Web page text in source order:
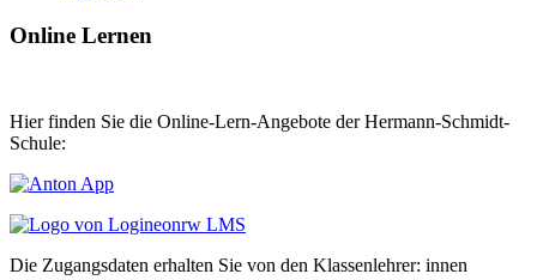
Online Lernen
Hier finden Sie die Online-Lern-Angebote der Hermann-Schmidt-
Schule:
Die Zugangsdaten erhalten Sie von den Klassenlehrer: innen